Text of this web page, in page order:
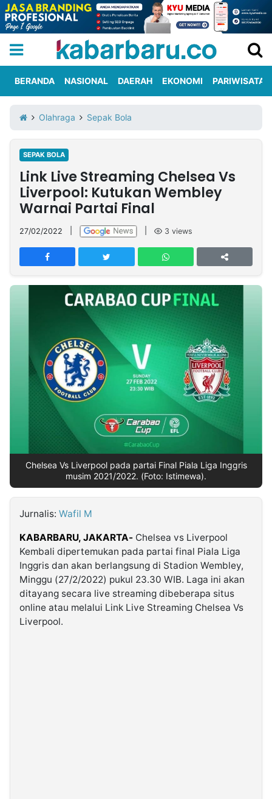
Iklan
Berita
Kami
Nasional
International
Olahraga
Entertainment
Daerah
Pariwisata
Kuliner
Kolom
Network
PT
TREETAN
INDONESIA
Insight
Suara
Jalan
Rakyat
Idealita
Notice
Dinamikapost.com
Radar
Seedbacklink
Kabarbaru.co
2026
BERANDA NASIONAL DAERAH EKONOMI PARIWISATA
Olahraga Sepak Bola
SEPAK BOLA
Link Live Streaming Chelsea Vs
Liverpool: Kutukan Wembley
Warnai Partai Final
27/02/2022 3 views
Chelsea Vs Liverpool pada partai Final Piala Liga Inggris
musim 2021/2022. (Foto: Istimewa).
Jurnalis: Wafil M
KABARBARU, JAKARTA- Chelsea vs Liverpool
Kembali dipertemukan pada partai final Piala Liga
Inggris dan akan berlangsung di Stadion Wembley,
Minggu (27/2/2022) pukul 23.30 WIB. Laga ini akan
ditayang secara live streaming dibeberapa situs
online atau melalui Link Live Streaming Chelsea Vs
Liverpool.